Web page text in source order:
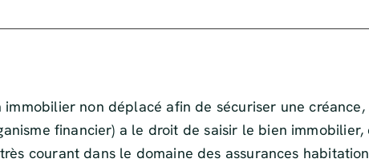
non déplacé afin de sécuriser une
financier) a le droit de saisir le bien
courant dans le domaine des assurances